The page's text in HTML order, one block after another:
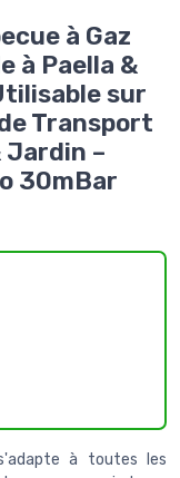
à Gaz
à Paella &
sur
Transport
Jardin –
30mBar
à toutes les